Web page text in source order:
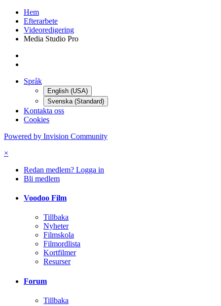
Hem
Efterarbete
Videoredigering
Media Studio Pro
Språk
English (USA)
Svenska (Standard)
Kontakta oss
Cookies
Powered by Invision Community
×
Redan medlem? Logga in
Bli medlem
Voodoo Film
Tillbaka
Nyheter
Filmskola
Filmordlista
Kortfilmer
Resurser
Forum
Tillbaka